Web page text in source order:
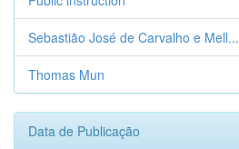
Sebastião José de Carvalho e Mell...
Thomas Mun
Data de Publicação